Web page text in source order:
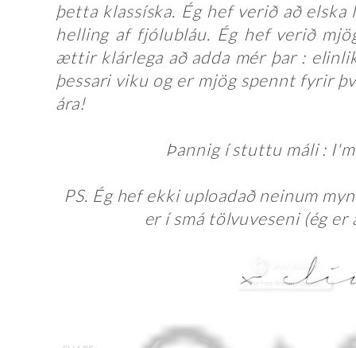
þetta klassíska. Ég hef verið að
helling af fjólubláu. Ég hef verið
ættir klárlega að adda mér þar :
þessari viku og er mjög spennt fyrir
ára!
Þannig í stuttu máli :
PS. Ég hef ekki uploadað neinum
er í smá tölvuveseni (ég er